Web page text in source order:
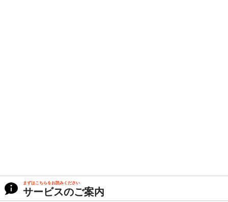
まずはこちらをお読みください
サービスのご案内